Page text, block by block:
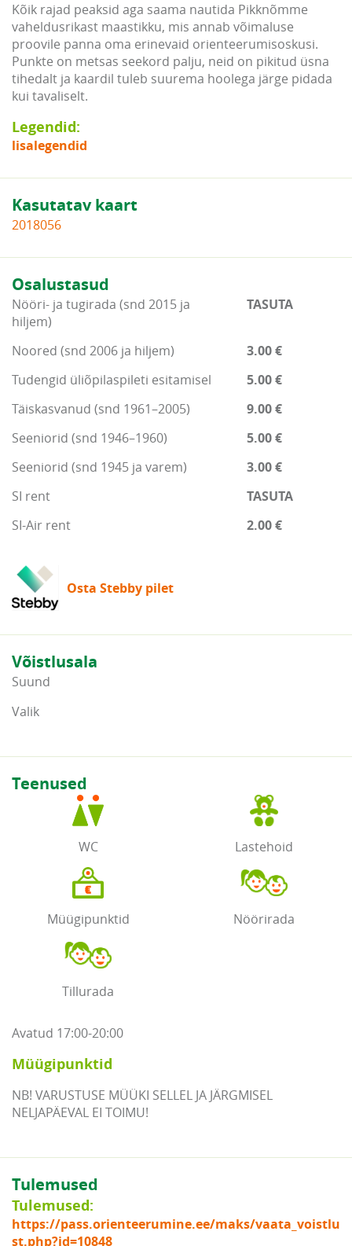
Kõik rajad peaksid aga saama nautida Pikknõmme
vaheldusrikast maastikku, mis annab võimaluse
proovile panna oma erinevaid orienteerumisoskusi.
Punkte on metsas seekord palju, neid on pikitud üsna
tihedalt ja kaardil tuleb suurema hoolega järge pidada
kui tavaliselt.
Legendid:
lisalegendid
Kasutatav kaart
2018056
Osalustasud
Nööri- ja tugirada (snd 2015 ja
hiljem)
TASUTA
Noored (snd 2006 ja hiljem)
3.00 €
Tudengid üliõpilaspileti esitamisel
5.00 €
Täiskasvanud (snd 1961–2005)
9.00 €
Seeniorid (snd 1946–1960)
5.00 €
Seeniorid (snd 1945 ja varem)
3.00 €
SI rent
TASUTA
SI-Air rent
2.00 €
Osta Stebby pilet
Võistlusala
Suund
Valik
Teenused
WC Lastehoid
Müügipunktid Nöörirada
Tillurada
Avatud 17:00-20:00
Müügipunktid
NB! VARUSTUSE MÜÜKI SELLEL JA JÄRGMISEL
NELJAPÄEVAL EI TOIMU!
Tulemused
Tulemused:
https://pass.orienteerumine.ee/maks/vaata_voistlu
st.php?id=10848